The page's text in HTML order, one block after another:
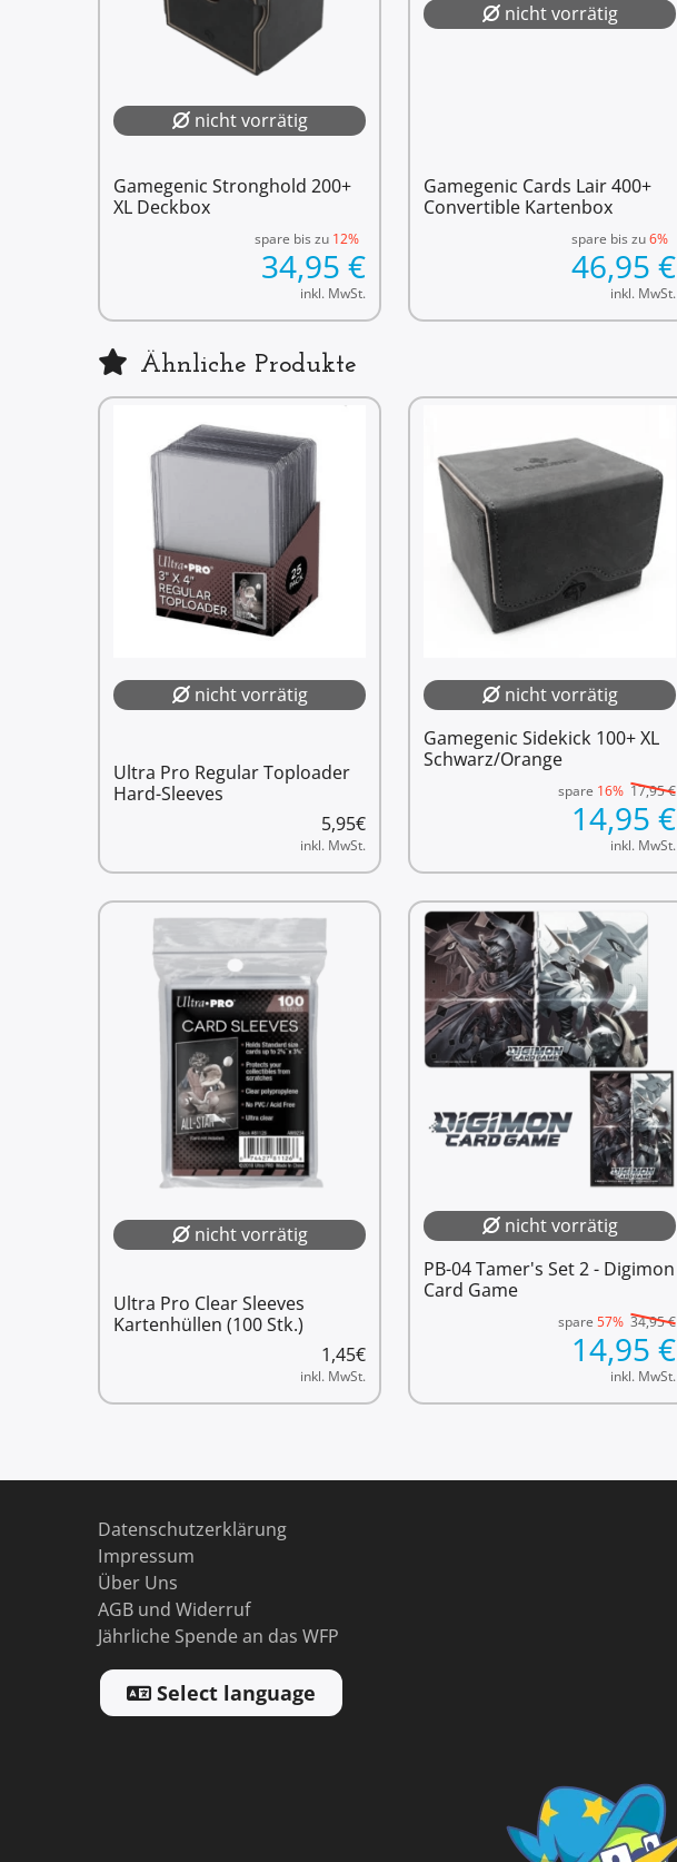
nicht vorrätig
Gamegenic Stronghold 200+
XL Deckbox
spare bis zu 12%
34,95 €
inkl. MwSt.
nicht vorrätig
Gamegenic Cards Lair 400+
Convertible Kartenbox
spare bis zu6%
46,95 €
inkl. MwSt.
Ähnliche Produkte
nicht vorrätig
Ultra Pro Regular Toploader
Hard-Sleeves
5,95€
inkl. MwSt.
nicht vorrätig
Gamegenic Sidekick 100+ XL
Schwarz/Orange
spare 16% 17,95€
14,95 €
inkl. MwSt.
nicht vorrätig
Ultra Pro Clear Sleeves
Kartenhüllen (100 Stk.)
1,45€
inkl. MwSt.
nicht vorrätig
PB-04 Tamer's Set 2 - Digimon
Card Game
spare 57% 34,95€
14,95 €
inkl. MwSt.
Datenschutzerklärung
Impressum
Über Uns
AGB und Widerruf
Jährliche Spende an das WFP
Select language